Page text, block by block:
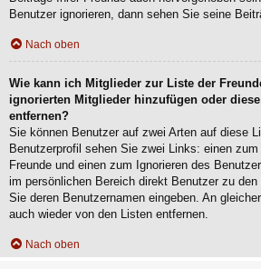
Benutzer ignorieren, dann sehen Sie seine
Nach oben
Wie kann ich Mitglieder zur Liste der
ignorierten Mitglieder hinzufügen oder
entfernen?
Sie können Benutzer auf zwei Arten auf diese
Benutzerprofil sehen Sie zwei Links: einen
Freunde und einen zum Ignorieren des
im persönlichen Bereich direkt Benutzer zu
Sie deren Benutzernamen eingeben. An
auch wieder von den Listen entfernen.
Nach oben